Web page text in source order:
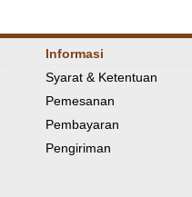
Informasi
Syarat & Ketentuan
Pemesanan
Pembayaran
Pengiriman